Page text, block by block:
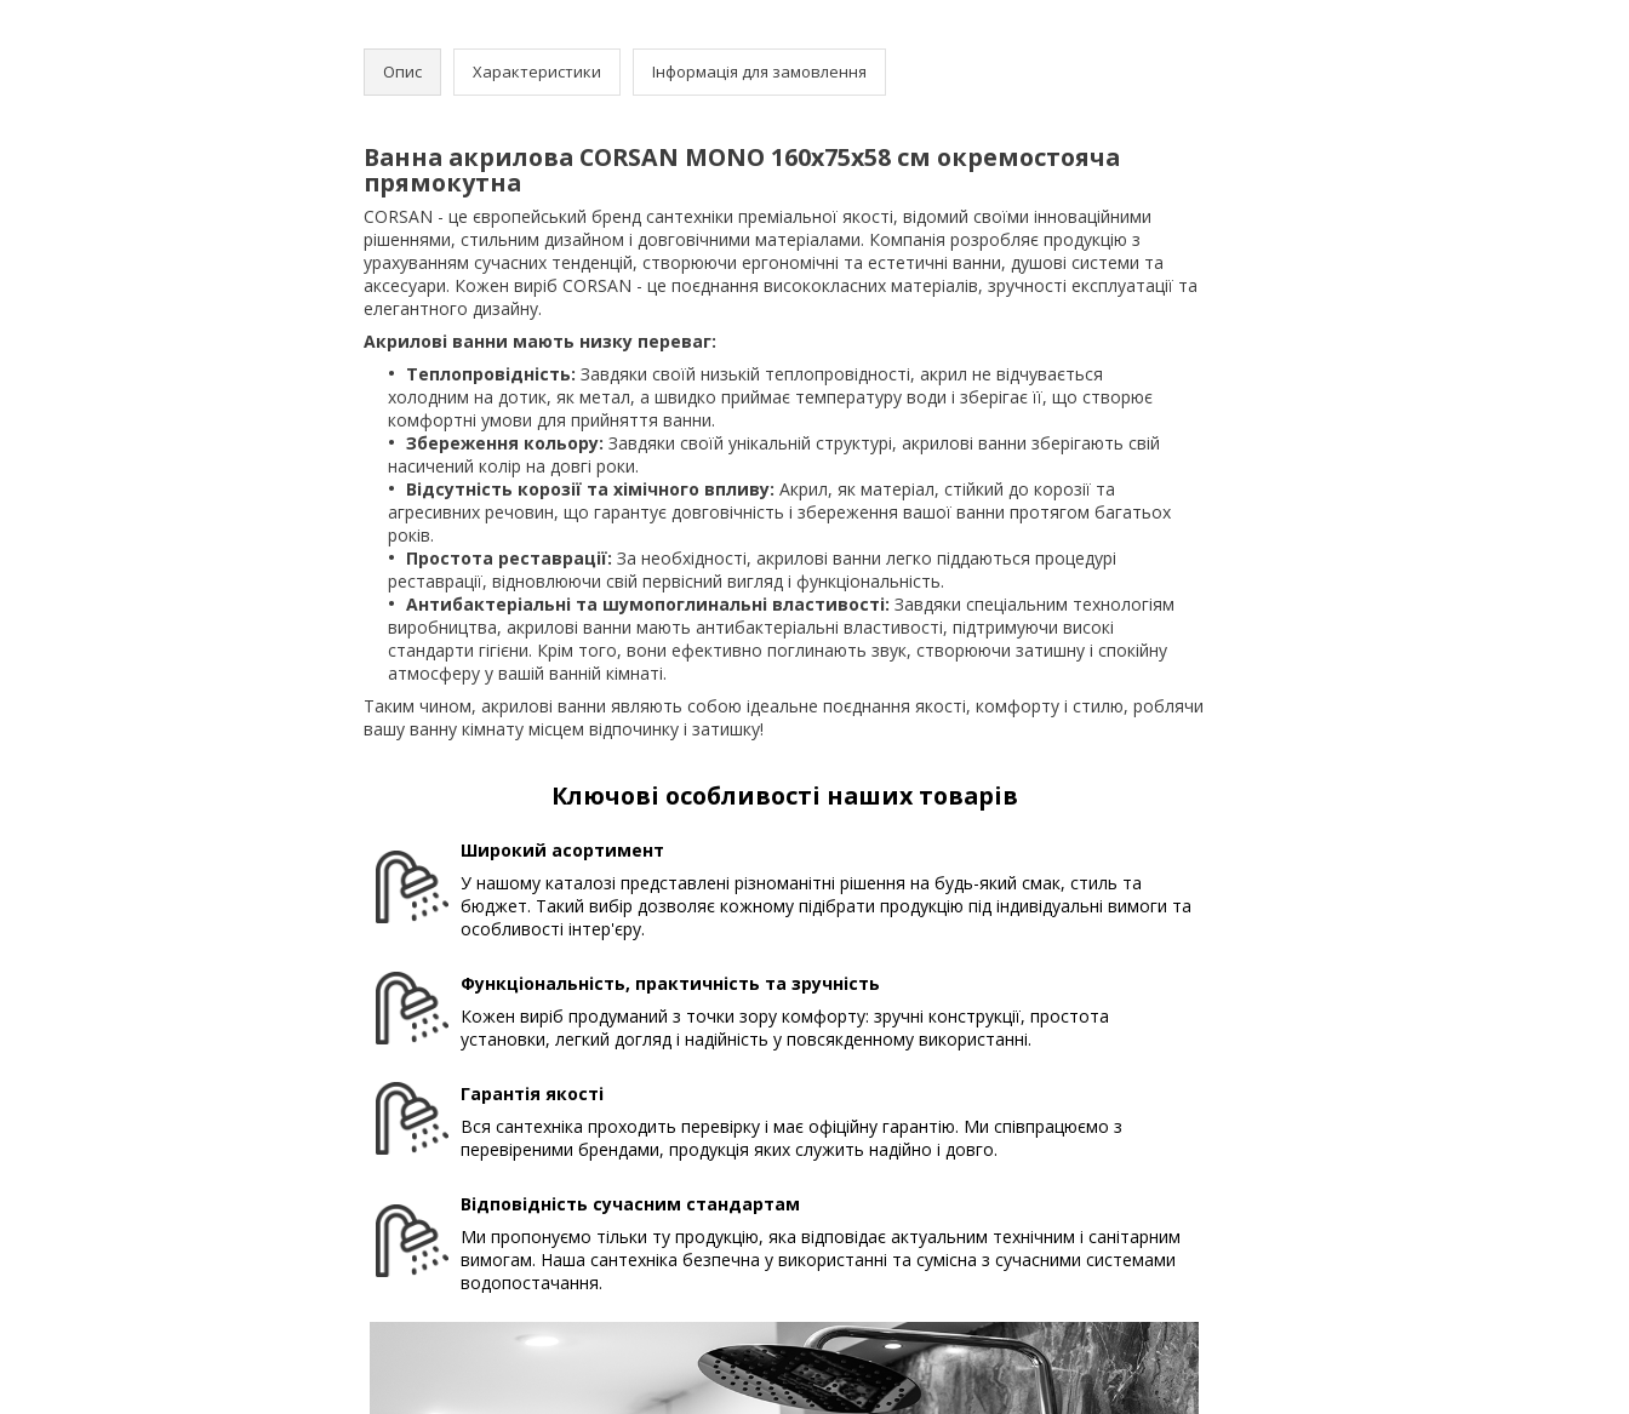
Опис Характеристики Інформація для замовлення
Ванна акрилова CORSAN MONO 160х75х58 см окремостояча
прямокутна
CORSAN - це європейський бренд сантехніки преміальної якості, відомий своїми інноваційними
рішеннями, стильним дизайном і довговічними матеріалами. Компанія розробляє продукцію з
урахуванням сучасних тенденцій, створюючи ергономічні та естетичні ванни, душові системи та
аксесуари. Кожен виріб CORSAN - це поєднання висококласних матеріалів, зручності експлуатації та
елегантного дизайну.
Акрилові ванни мають низку переваг:
Теплопровідність: Завдяки своїй низькій теплопровідності, акрил не відчувається
холодним на дотик, як метал, а швидко приймає температуру води і зберігає її, що створює
комфортні умови для прийняття ванни.
Збереження кольору: Завдяки своїй унікальній структурі, акрилові ванни зберігають свій
насичений колір на довгі роки.
Відсутність корозії та хімічного впливу: Акрил, як матеріал, стійкий до корозії та
агресивних речовин, що гарантує довговічність і збереження вашої ванни протягом багатьох
років.
Простота реставрації: За необхідності, акрилові ванни легко піддаються процедурі
реставрації, відновлюючи свій первісний вигляд і функціональність.
Антибактеріальні та шумопоглинальні властивості: Завдяки спеціальним технологіям
виробництва, акрилові ванни мають антибактеріальні властивості, підтримуючи високі
стандарти гігієни. Крім того, вони ефективно поглинають звук, створюючи затишну і спокійну
атмосферу у вашій ванній кімнаті.
Таким чином, акрилові ванни являють собою ідеальне поєднання якості, комфорту і стилю, роблячи
вашу ванну кімнату місцем відпочинку і затишку!
Ключові особливості наших товарів
Широкий асортимент
У нашому каталозі представлені різноманітні рішення на будь-який смак, стиль та
бюджет. Такий вибір дозволяє кожному підібрати продукцію під індивідуальні вимоги та
особливості інтер'єру.
Функціональність, практичність та зручність
Кожен виріб продуманий з точки зору комфорту: зручні конструкції, простота
установки, легкий догляд і надійність у повсякденному використанні.
Гарантія якості
Вся сантехніка проходить перевірку і має офіційну гарантію. Ми співпрацюємо з
перевіреними брендами, продукція яких служить надійно і довго.
Відповідність сучасним стандартам
Ми пропонуємо тільки ту продукцію, яка відповідає актуальним технічним і санітарним
вимогам. Наша сантехніка безпечна у використанні та сумісна з сучасними системами
водопостачання.